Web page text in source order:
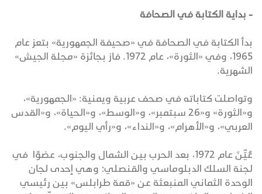
- بداية الكتابة في الصحافة
بدأ الكتابة في الصحافة في «صحيفة الجمهورية» بتعز عام
1965، وفي «الثورة»، عام 1972. فاز بجائزة «مجلة الجيش»
الشهرية.
وتواصلت كتاباته في صحف عربية ويمنية: «الجمهورية»،
و«الثورة» و«26 سبتمبر»، و«الوسط»، و«الحياة»، و«القدس
العربي»، و«الأهرام»، و«النداء»، و«رأي اليوم».
عُيِّنَ عام 1972، بعد الحرب بين الشمال والجنوب، عضوًا في
لجنة السلك الدبلوماسي والقنصلي؛ وهي إحدى لجان
الوحدة الثماني المنبعثة عن «قمة طرابلس» بين رئيسي